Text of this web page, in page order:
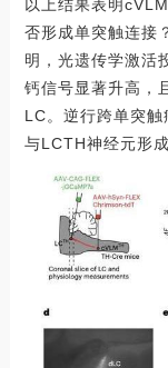
以上结果表明
否形成单突触连接
明，光遗传学激活
钙信号显著升高，
LC。逆行跨单突
与LCTH神经元形